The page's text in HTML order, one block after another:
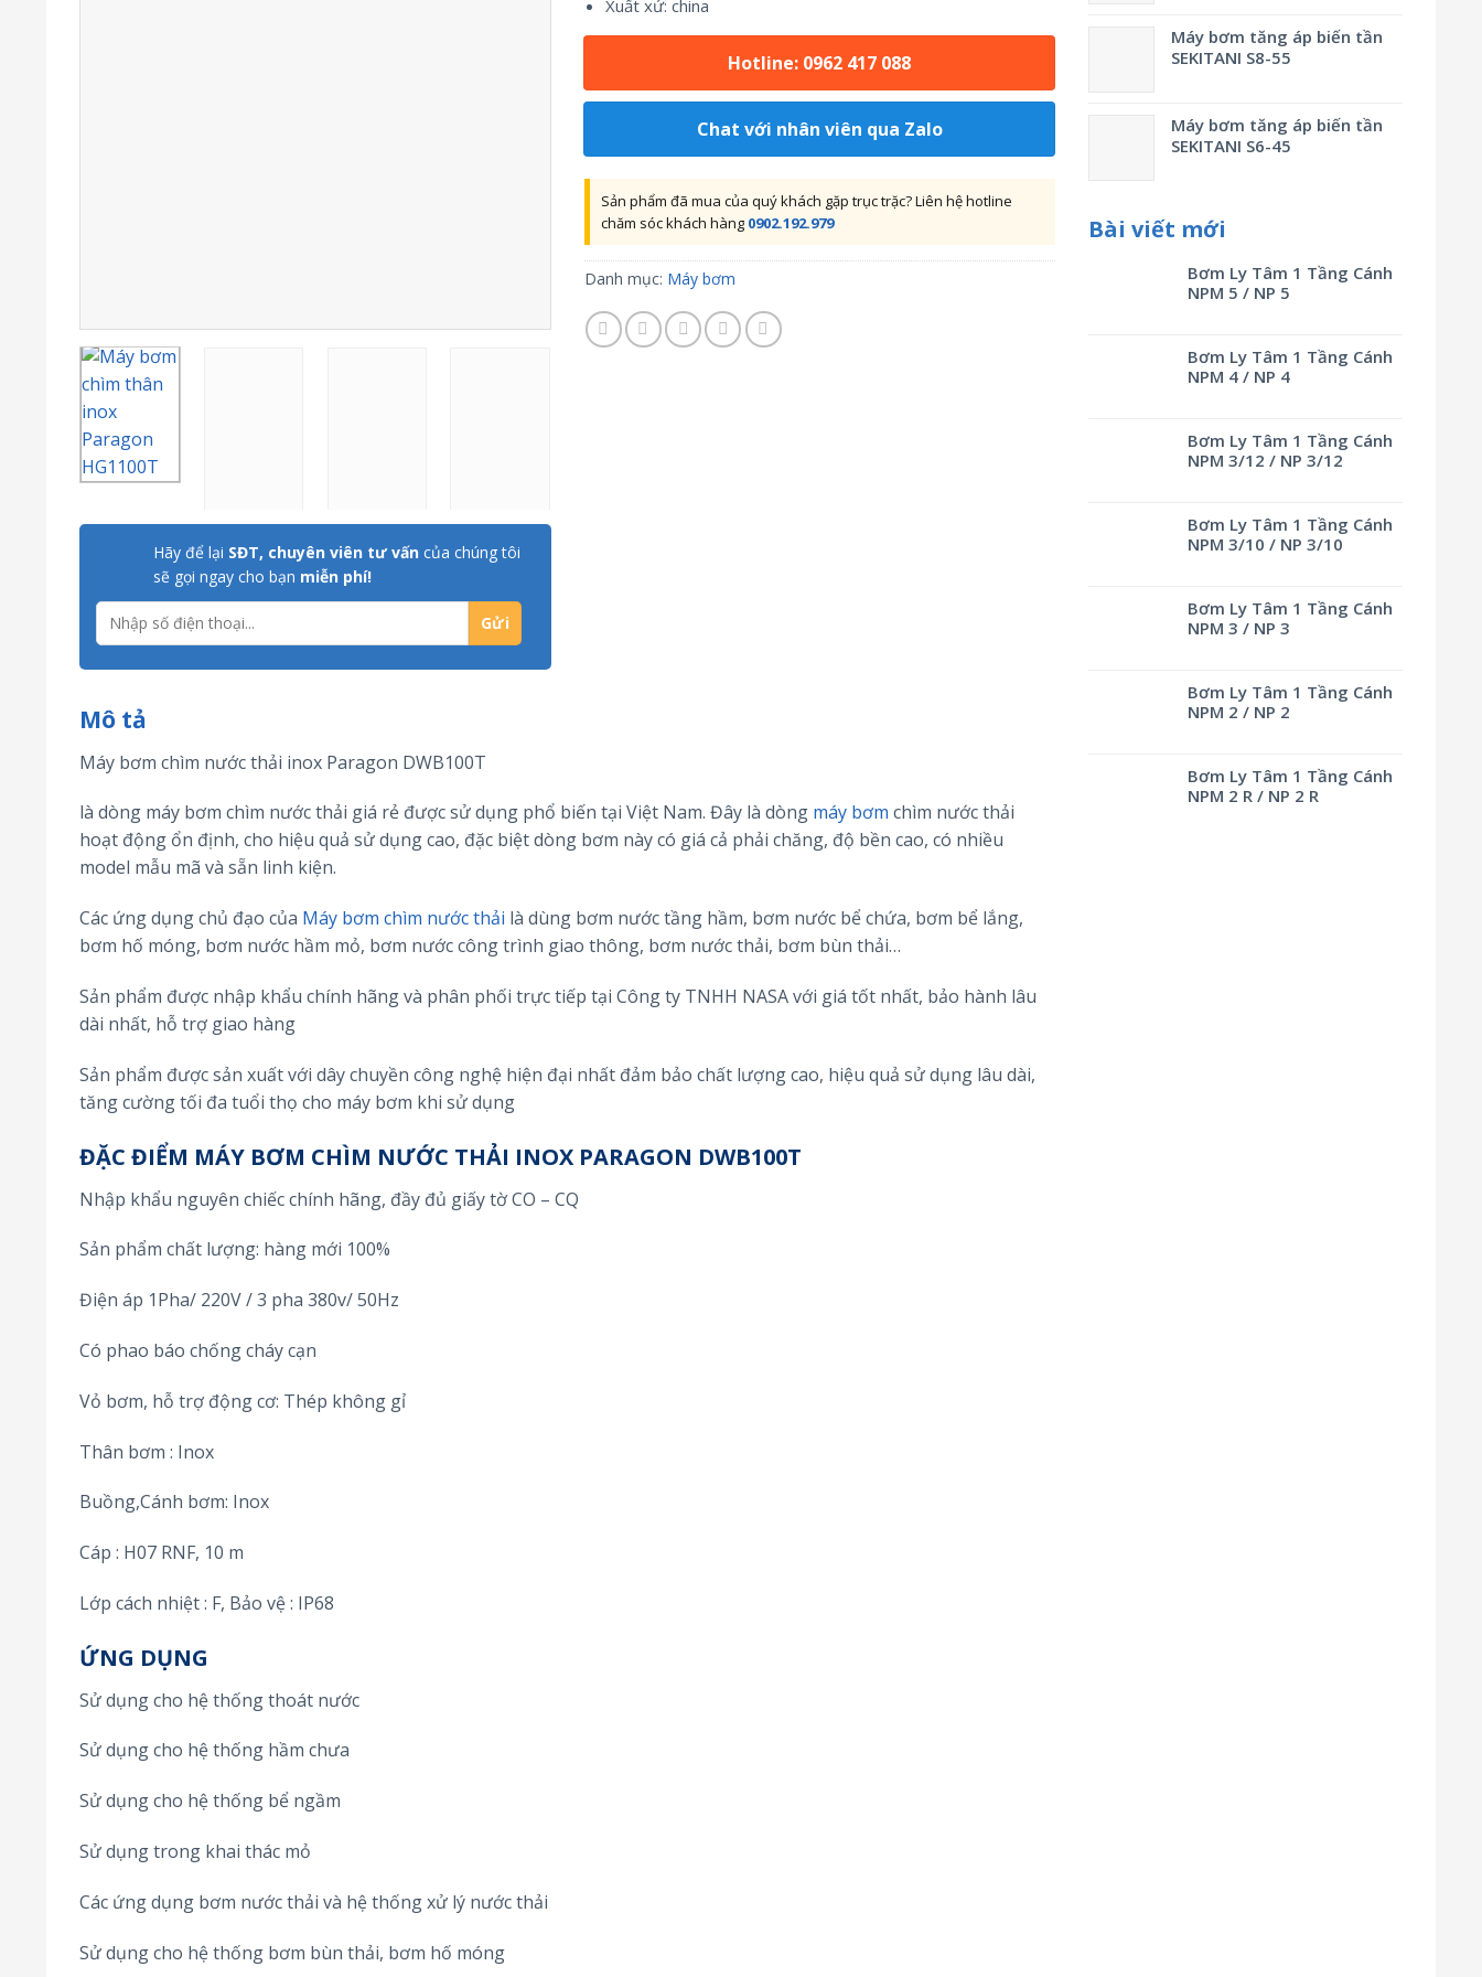
Máy bơm tăng áp biến tần
SEKITANI S8-55
Máy bơm tăng áp biến tần
SEKITANI S6-45
Bài viết mới
Bơm Ly Tâm 1 Tầng Cánh
NPM 5 / NP 5
Bơm Ly Tâm 1 Tầng Cánh
NPM 4 / NP 4
Bơm Ly Tâm 1 Tầng Cánh
NPM 3/12 / NP 3/12
Bơm Ly Tâm 1 Tầng Cánh
NPM 3/10 / NP 3/10
Bơm Ly Tâm 1 Tầng Cánh
NPM 3 / NP 3
Bơm Ly Tâm 1 Tầng Cánh
NPM 2 / NP 2
Bơm Ly Tâm 1 Tầng Cánh
NPM 2 R / NP 2 R
Hãy để lại SĐT, chuyên viên tư vấn của chúng tôi
sẽ gọi ngay cho bạn miễn phí!
Xuất xứ: china
Hotline: 0962 417 088
Chat với nhân viên qua Zalo
Sản phẩm đã mua của quý khách gặp trục trặc? Liên hệ hotline
chăm sóc khách hàng 0902.192.979
Danh mục: Máy bơm
Mô tả
Máy bơm chìm nước thải inox Paragon DWB100T
là dòng máy bơm chìm nước thải giá rẻ được sử dụng phổ biến tại Việt Nam. Đây là dòng máy bơm chìm nước thải
hoạt động ổn định, cho hiệu quả sử dụng cao, đặc biệt dòng bơm này có giá cả phải chăng, độ bền cao, có nhiều
model mẫu mã và sẵn linh kiện.
Các ứng dụng chủ đạo của Máy bơm chìm nước thải là dùng bơm nước tầng hầm, bơm nước bể chứa, bơm bể lắng,
bơm hố móng, bơm nước hầm mỏ, bơm nước công trình giao thông, bơm nước thải, bơm bùn thải…
Sản phẩm được nhập khẩu chính hãng và phân phối trực tiếp tại Công ty TNHH NASA với giá tốt nhất, bảo hành lâu
dài nhất, hỗ trợ giao hàng
Sản phẩm được sản xuất với dây chuyền công nghệ hiện đại nhất đảm bảo chất lượng cao, hiệu quả sử dụng lâu dài,
tăng cường tối đa tuổi thọ cho máy bơm khi sử dụng
ĐẶC ĐIỂM MÁY BƠM CHÌM NƯỚC THẢI INOX PARAGON DWB100T
Nhập khẩu nguyên chiếc chính hãng, đầy đủ giấy tờ CO – CQ
Sản phẩm chất lượng: hàng mới 100%
Điện áp 1Pha/ 220V / 3 pha 380v/ 50Hz
Có phao báo chống cháy cạn
Vỏ bơm, hỗ trợ động cơ: Thép không gỉ
Thân bơm : Inox
Buồng,Cánh bơm: Inox
Cáp : H07 RNF, 10 m
Lớp cách nhiệt : F, Bảo vệ : IP68
ỨNG DỤNG
Sử dụng cho hệ thống thoát nước
Sử dụng cho hệ thống hầm chưa
Sử dụng cho hệ thống bể ngầm
Sử dụng trong khai thác mỏ
Các ứng dụng bơm nước thải và hệ thống xử lý nước thải
Sử dụng cho hệ thống bơm bùn thải, bơm hố móng